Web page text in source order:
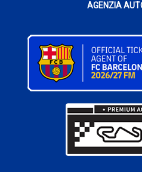
AGENZIA